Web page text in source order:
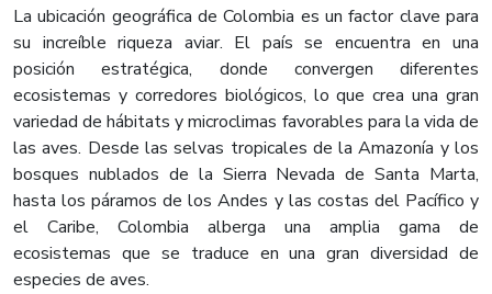
La ubicación geográfica de Colombia es un factor clave para
su increíble riqueza aviar. El país se encuentra en una
posición estratégica, donde convergen diferentes
ecosistemas y corredores biológicos, lo que crea una gran
variedad de hábitats y microclimas favorables para la vida de
las aves. Desde las selvas tropicales de la Amazonía y los
bosques nublados de la Sierra Nevada de Santa Marta,
hasta los páramos de los Andes y las costas del Pacífico y
el Caribe, Colombia alberga una amplia gama de
ecosistemas que se traduce en una gran diversidad de
especies de aves.